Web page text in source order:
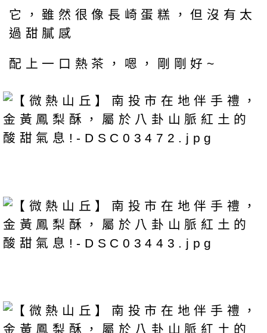
它，雖然很像長崎蛋糕，但沒有太
過甜膩感
配上一口熱茶，嗯，剛剛好~